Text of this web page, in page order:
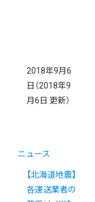
2018年9月6
日 （2018年9
月6日 更新）
ニュース
【北海道地震】
各運送業者の